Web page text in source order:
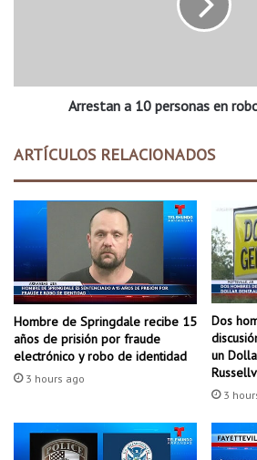
P
B
l
u
f
a
e
r
s
n
a
s
e
n
r
o
b
v
Arrestan a 10 personas en
ARTÍCULOS RELACIONADOS
Hombre de Springdale recibe 15
años de prisión por fraude
electrónico y robo de identidad
3 hours ago
Dos
un
3